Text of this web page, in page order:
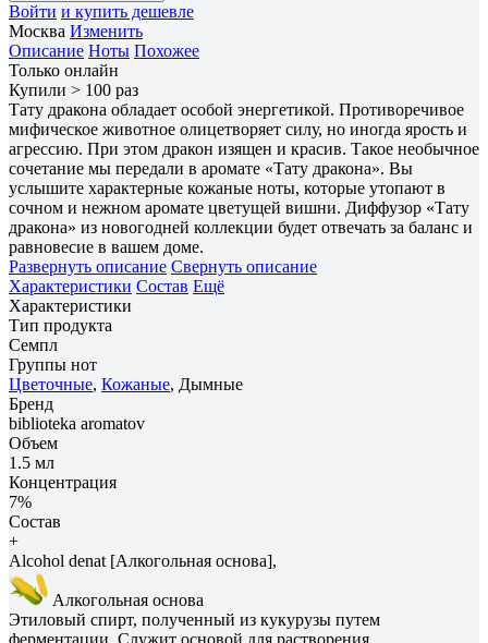
Войти и купить дешевле
Москва Изменить
Описание Ноты Похожее
Только онлайн
Купили > 100 раз
Тату дракона обладает особой энергетикой. Противоречивое
мифическое животное олицетворяет силу, но иногда ярость и
агрессию. При этом дракон изящен и красив. Такое необычное
сочетание мы передали в аромате «Тату дракона». Вы
услышите характерные кожаные ноты, которые утопают в
сочном и нежном аромате цветущей вишни. Диффузор «Тату
дракона» из новогодней коллекции будет отвечать за баланс и
равновесие в вашем доме.
Развернуть описание Свернуть описание
Характеристики Состав Ещё
Характеристики
Тип продукта
Семпл
Группы нот
Цветочные, Кожаные, Дымные
Бренд
biblioteka aromatov
Объем
1.5 мл
Концентрация
7%
Состав
+
Alcohol denat [Алкогольная основа],
Алкогольная основа
Этиловый спирт, полученный из кукурузы путем
ферментации. Служит основой для растворения